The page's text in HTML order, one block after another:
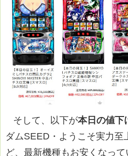
そして、以下が本日の値下
ダムSEED・ようこそ実力至
ど、最新機種もお安くなっ